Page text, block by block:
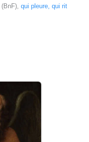
(BnF), qui pleure, qui rit